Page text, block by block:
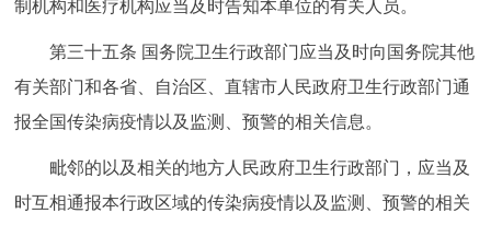
制机构和医疗机构应当及时告知本单位的有关人员。
第三十五条 国务院卫生行政部门应当及时向国务院其他
有关部门和各省、自治区、直辖市人民政府卫生行政部门通
报全国传染病疫情以及监测、预警的相关信息。
毗邻的以及相关的地方人民政府卫生行政部门，应当及
时互相通报本行政区域的传染病疫情以及监测、预警的相关